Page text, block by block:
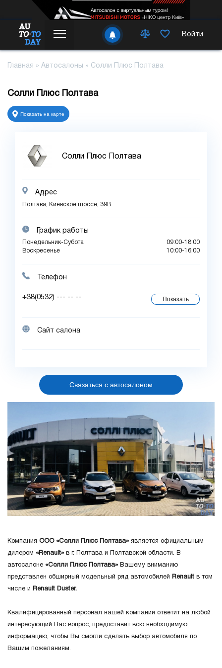
Войти
Главная » Автосалоны » Солли Плюс Полтава
Солли Плюс Полтава
Показать на карте
Солли Плюс Полтава
Адрес
Полтава, Киевское шоссе, 39В
График работы
Понедельник-Субота
09:00-18:00
Воскресенье
10:00-16:00
Телефон
+38(0532) --- -- -- Показать
Сайт салона
Связаться с автосалоном
Компания ООО «Солли Плюс Полтава» является официальным
дилером «Renault» в г. Полтава и Полтавской области. В
автосалоне «Солли Плюс Полтава» Вашему вниманию
представлен обширный модельный ряд автомобилей Renault в том
числе и Renault Duster.
Квалифицированный персонал нашей компании ответит на любой
интересующий Вас вопрос, предоставит всю необходимую
информацию, чтобы Вы смогли сделать выбор автомобиля по
Вашим пожеланиям.